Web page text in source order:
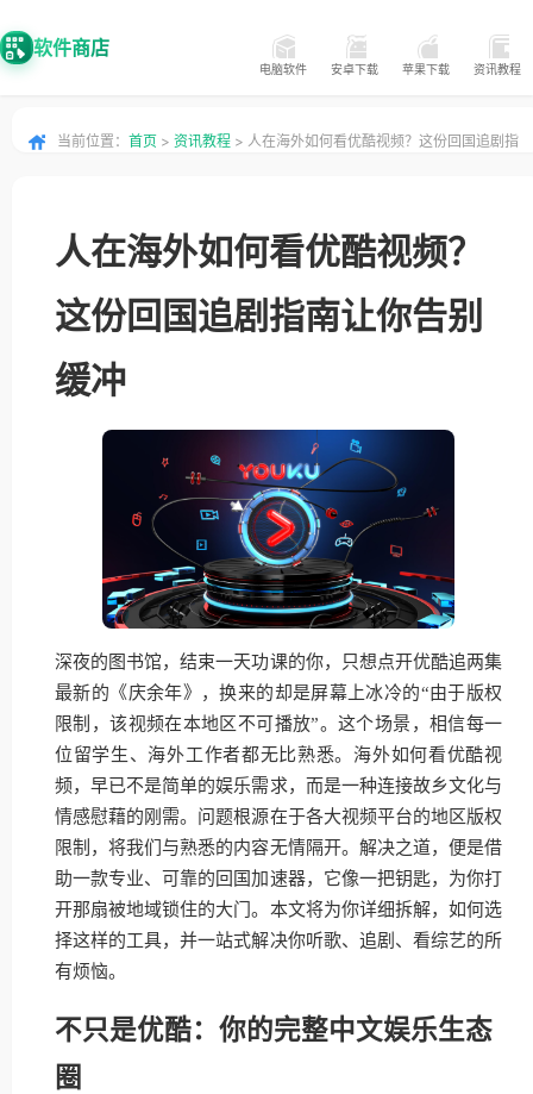
软件商店
电脑软件 安卓下载 苹果下载 资讯教程
当前位置： 首页 > 资讯教程 > 人在海外如何看优酷视频？这份回国追剧指
人在海外如何看优酷视频？
这份回国追剧指南让你告别
缓冲
深夜的图书馆，结束一天功课的你，只想点开优酷追两集
最新的《庆余年》，换来的却是屏幕上冰冷的“由于版权
限制，该视频在本地区不可播放”。这个场景，相信每一
位留学生、海外工作者都无比熟悉。海外如何看优酷视
频，早已不是简单的娱乐需求，而是一种连接故乡文化与
情感慰藉的刚需。问题根源在于各大视频平台的地区版权
限制，将我们与熟悉的内容无情隔开。解决之道，便是借
助一款专业、可靠的回国加速器，它像一把钥匙，为你打
开那扇被地域锁住的大门。本文将为你详细拆解，如何选
择这样的工具，并一站式解决你听歌、追剧、看综艺的所
有烦恼。
不只是优酷：你的完整中文娱乐生态
圈